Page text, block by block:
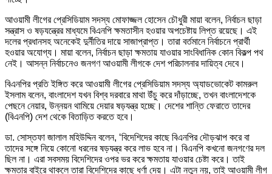
আওয়ামী লীগের প্রেসিডিয়াম সদস্য মোফাজ্জল হোসেন চৌধুরী মায়া বলেন, নির্বাচন ছাড়া
সন্ত্রাস ও ষড়যন্ত্রের মাধ্যমে বিএনপি ক্ষমতাসীন হওয়ার অপচেষ্টায় লিপ্ত রয়েছে। এই
দলের প্রধানসহ অনেকেই দুর্নীতির দায়ে সাজাপ্রাপ্ত। তারা বর্তমানে নির্বাচনে প্রার্থী
হওয়ার অযোগ্য। মায়া বলেন, নির্বাচন ছাড়া ক্ষমতায় যাওয়ার সাংবিধানিক কোন বিকল্প পথ
নেই। আসন্ন নির্বাচনেও জনগণ আওয়ামী লীগকে দেশ পরিচালনার দায়িত্ব দেবে।
বিএনপির প্রতি ইঙ্গিত করে আওয়ামী লীগের প্রেসিডিয়াম সদস্য অ্যাডভোকেট কামরুল
ইসলাম বলেন, বাংলাদেশ যখন বিশ্ব দরবারে মাথা উঁচু করে দাঁড়াচ্ছে, তখন বাংলাদেশকে
পেছনে নেয়ার, উন্নয়ন থামিয়ে দেয়ার ষড়যন্ত্র হচ্ছে। দেশের শান্তি ফেরাতে তাদের
(বিএনপি) দেশ থেকে বিতাড়িত করতে হবে।
ডা. সোস্তফা জালাল মহিউদ্দিন বলেন, ‘বিদেশিদের কাছে বিএনপির দৌড়ঝাপ করে বা
তাদের সঙ্গে নিয়ে কোনো ধরনের ষড়যন্ত্র করে লাভ হবে না। বিএনপি কখনো জনগণের দল
ছিল না। এরা সবসময় বিদেশিদের ওপর ভর করে ক্ষমতায় যাওয়ার চেষ্টা করে। তাই
ক্ষমতার বাইরে থাকলে তারা বিদেশিদের কাছে ধর্ণা দেয়। এটা নতুন নয়, তাই আওয়ামী লীগ